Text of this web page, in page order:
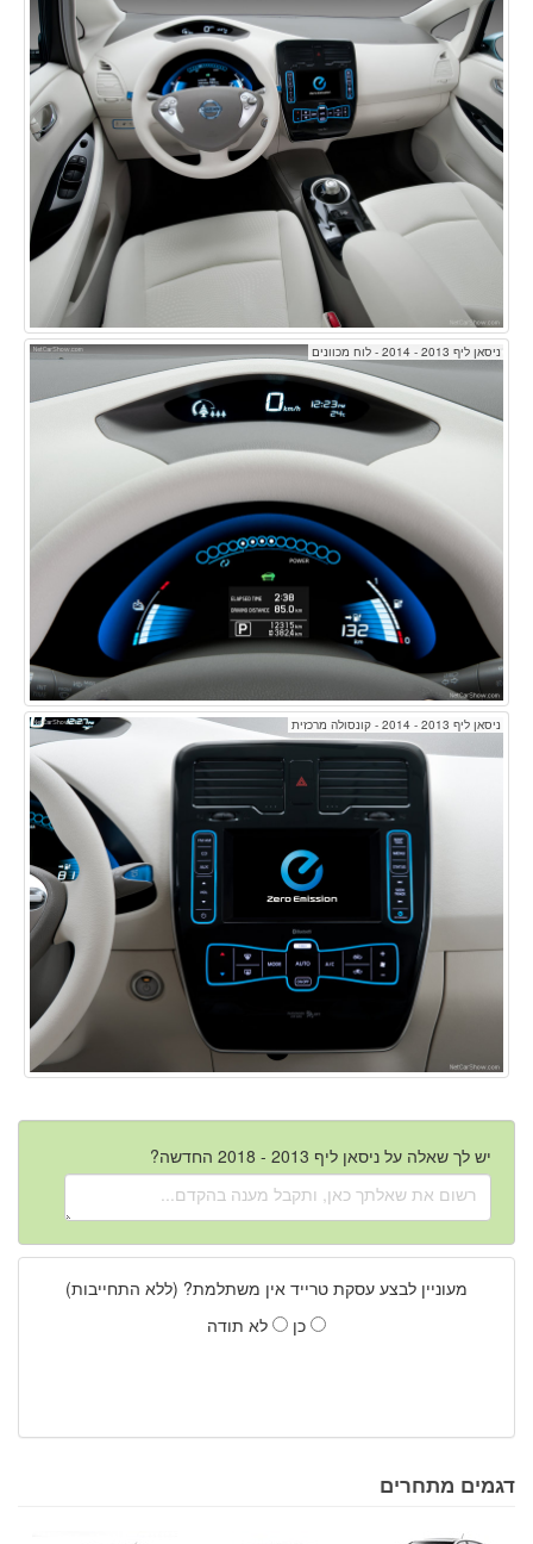
ניסאן ליף 2013 - 2014 - לוח מכוונים
ניסאן ליף 2013 - 2014 - קונסולה מרכזית
יש לך שאלה על ניסאן ליף 2013 - 2018 החדשה?
מעוניין לבצע עסקת טרייד אין משתלמת? (ללא התחייבות)
כן
לא תודה
דגמים מתחרים